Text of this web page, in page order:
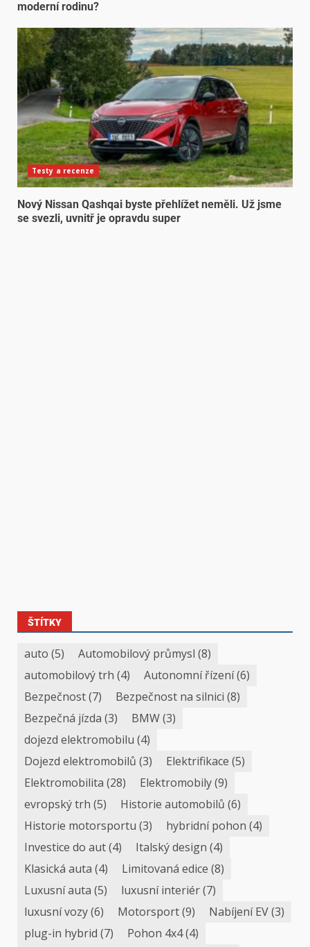
moderní rodinu?
Testy a recenze
Nový Nissan Qashqai byste přehlížet neměli. Už jsme
se svezli, uvnitř je opravdu super
ŠTÍTKY
auto (5) Automobilový průmysl (8)
automobilový trh (4) Autonomní řízení(6)
Bezpečnost(7) Bezpečnost na silnici (8)
Bezpečná jízda (3) BMW(3)
dojezd elektromobilu (4)
Dojezd elektromobilů (3) Elektrifikace (5)
Elektromobilita (28) Elektromobily(9)
evropský trh (5) Historie automobilů (6)
Historie motorsportu (3) hybridní pohon (4)
Investice do aut(4) Italský design (4)
Klasická auta (4) Limitovaná edice (8)
Luxusní auta (5) luxusní interiér(7)
luxusní vozy(6) Motorsport(9) Nabíjení EV(3)
plug-in hybrid (7) Pohon 4x4(4)